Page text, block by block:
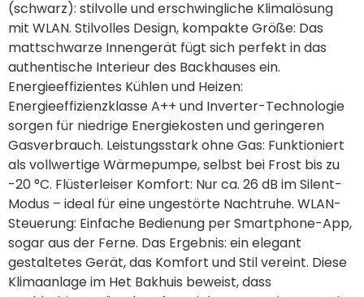
(schwarz): stilvolle und erschwingliche Klimalösung
mit WLAN. Stilvolles Design, kompakte Größe: Das
mattschwarze Innengerät fügt sich perfekt in das
authentische Interieur des Backhauses ein.
Energieeffizientes Kühlen und Heizen:
Energieeffizienzklasse A++ und Inverter-Technologie
sorgen für niedrige Energiekosten und geringeren
Gasverbrauch. Leistungsstark ohne Gas: Funktioniert
als vollwertige Wärmepumpe, selbst bei Frost bis zu
-20 °C. Flüsterleiser Komfort: Nur ca. 26 dB im Silent-
Modus – ideal für eine ungestörte Nachtruhe. WLAN-
Steuerung: Einfache Bedienung per Smartphone-App,
sogar aus der Ferne. Das Ergebnis: ein elegant
gestaltetes Gerät, das Komfort und Stil vereint. Diese
Klimaanlage im Het Bakhuis beweist, dass